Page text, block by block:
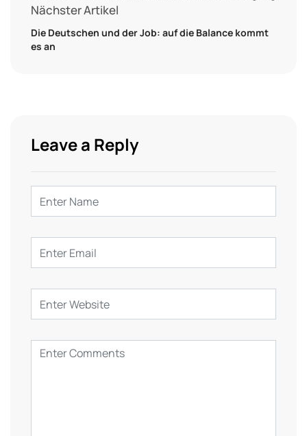
Nächster Artikel
Die Deutschen und der Job: auf die Balance kommt
es an
Leave a Reply